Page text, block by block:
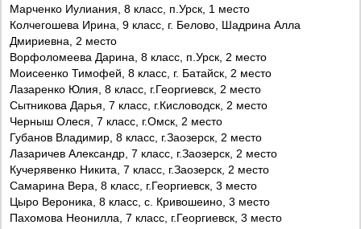
Марченко Иулиания, 8 класс, п.Урск, 1 место
Колчегошева Ирина, 9 класс, г. Белово, Шадрина Алла
Дмириевна, 2 место
Ворфоломеева Дарина, 8 класс, п.Урск, 2 место
Моисеенко Тимофей, 8 класс, г. Батайск, 2 место
Лазаренко Юлия, 8 класс, г.Георгиевск, 2 место
Сытникова Дарья, 7 класс, г.Кисловодск, 2 место
Черныш Олеся, 7 класс, г.Омск, 2 место
Губанов Владимир, 8 класс, г.Заозерск, 2 место
Лазаричев Александр, 7 класс, г.Заозерск, 2 место
Кучерявенко Никита, 7 класс, г.Заозерск, 2 место
Самарина Вера, 8 класс, г.Георгиевск, 3 место
Цыро Вероника, 8 класс, с. Кривошеино, 3 место
Пахомова Неонилла, 7 класс, г.Георгиевск, 3 место